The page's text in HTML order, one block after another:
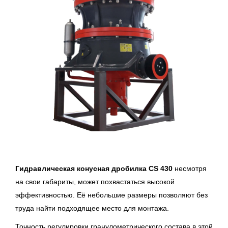
Гидравлическая конусная дробилка CS 430 несмотря
на свои габариты, может похвастаться высокой
эффективностью. Её небольшие размеры позволяют без
труда найти подходящее место для монтажа.